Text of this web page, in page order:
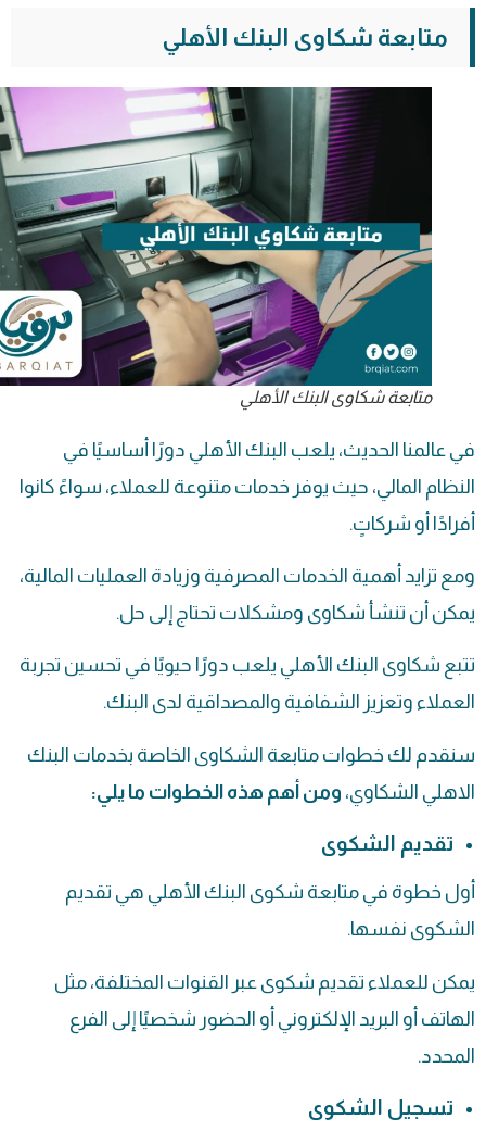
متابعة شكاوى البنك الأهلي
متابعة شكاوى البنك الأهلي
في عالمنا الحديث، يلعب البنك الأهلي دورًا أساسيًا في
النظام المالي، حيث يوفر خدمات متنوعة للعملاء، سواءً كانوا
أفرادًا أو شركاتٍ.
ومع تزايد أهمية الخدمات المصرفية وزيادة العمليات المالية،
يمكن أن تنشأ شكاوى ومشكلات تحتاج إلى حل.
تتبع شكاوى البنك الأهلي يلعب دورًا حيويًا في تحسين تجربة
العملاء وتعزيز الشفافية والمصداقية لدى البنك.
سنقدم لك خطوات متابعة الشكاوى الخاصة بخدمات البنك
الاهلي الشكاوي، ومن أهم هذه الخطوات ما يلي:
تقديم الشكوى
أول خطوة في متابعة شكوى البنك الأهلي هي تقديم
الشكوى نفسها.
يمكن للعملاء تقديم شكوى عبر القنوات المختلفة، مثل
الهاتف أو البريد الإلكتروني أو الحضور شخصيًا إلى الفرع
المحدد.
تسجيل الشكوى